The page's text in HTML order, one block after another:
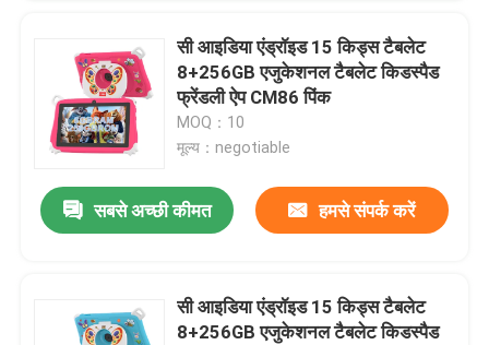
सी आइडिया एंड्रॉइड 15 किड्स टैबलेट
8+256GB एजुकेशनल टैबलेट किडस्पैड
फ्रेंडली ऐप CM86 पिंक
MOQ：10
मूल्य：negotiable
सबसे अच्छी कीमत हमसे संपर्क करें
सी आइडिया एंड्रॉइड 15 किड्स टैबलेट
8+256GB एजुकेशनल टैबलेट किडस्पैड